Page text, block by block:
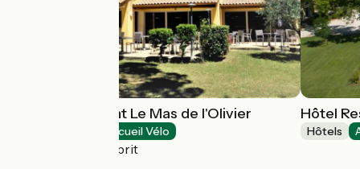
Hôtel Restaurant Le Mas de l'Olivier
Accueil Vélo
Pont-Saint-Esprit
Hôtel
Hôtels